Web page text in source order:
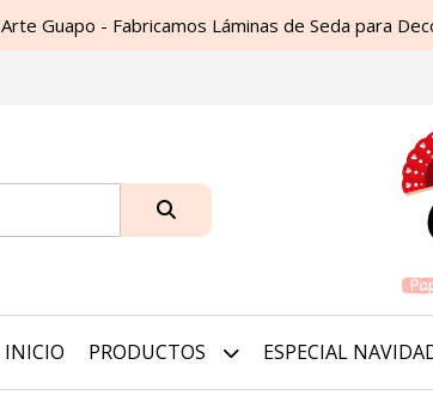
Arte Guapo - Fabricamos Láminas de Seda para
INICIO PRODUCTOS ESPECIAL